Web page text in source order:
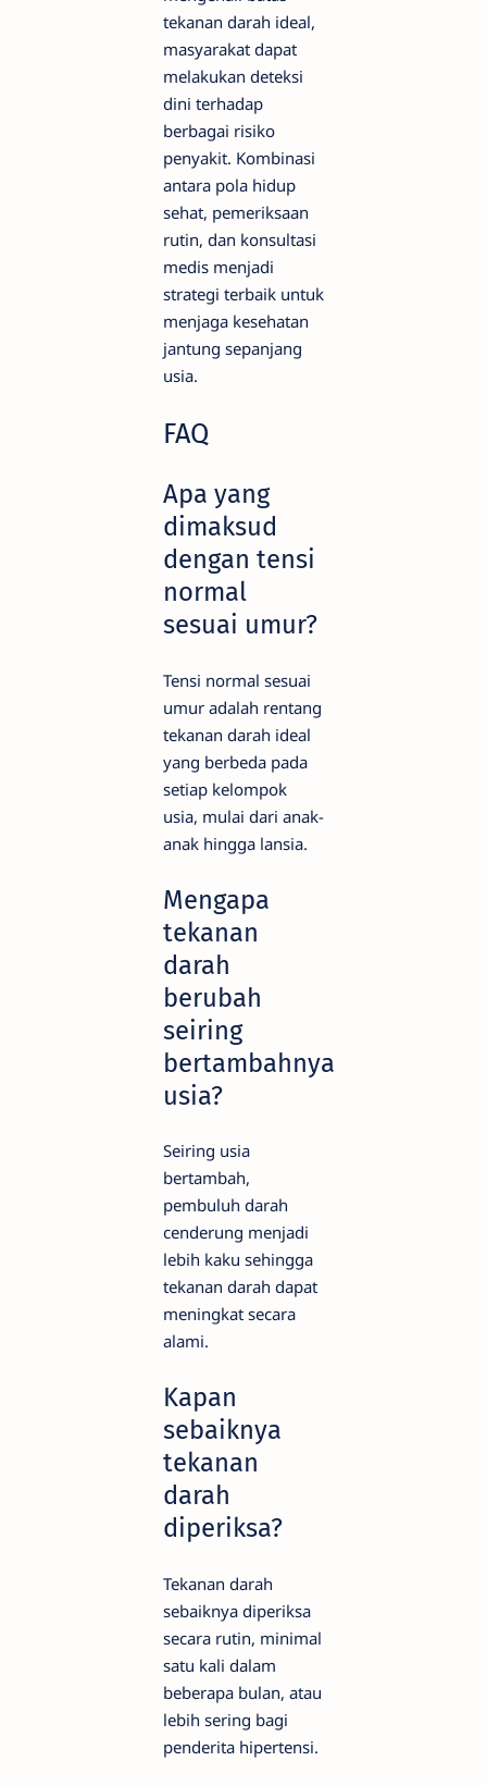
tekanan darah ideal,
masyarakat dapat
melakukan deteksi
dini terhadap
berbagai risiko
penyakit. Kombinasi
antara pola hidup
sehat, pemeriksaan
rutin, dan konsultasi
medis menjadi
strategi terbaik untuk
menjaga kesehatan
jantung sepanjang
usia.
FAQ
Apa yang
dimaksud
dengan tensi
normal
sesuai umur?
Tensi normal sesuai
umur adalah rentang
tekanan darah ideal
yang berbeda pada
setiap kelompok
usia, mulai dari anak-
anak hingga lansia.
Mengapa
tekanan
darah
berubah
seiring
bertambahnya
usia?
Seiring usia
bertambah,
pembuluh darah
cenderung menjadi
lebih kaku sehingga
tekanan darah dapat
meningkat secara
alami.
Kapan
sebaiknya
tekanan
darah
diperiksa?
Tekanan darah
sebaiknya diperiksa
secara rutin, minimal
satu kali dalam
beberapa bulan, atau
lebih sering bagi
penderita hipertensi.